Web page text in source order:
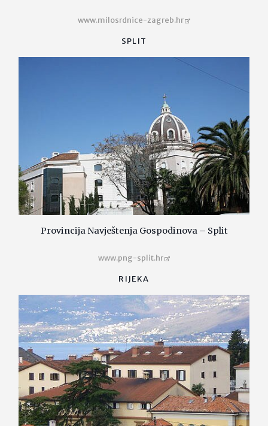
www.milosrdnice-zagreb.hr
SPLIT
Provincija Navještenja Gospodinova – Split
www.png-split.hr
RIJEKA